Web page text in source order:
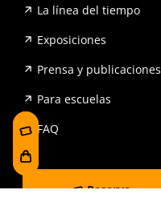
La línea del tiempo
Exposiciones
Prensa y publicaciones
Para escuelas
FAQ
Reserva